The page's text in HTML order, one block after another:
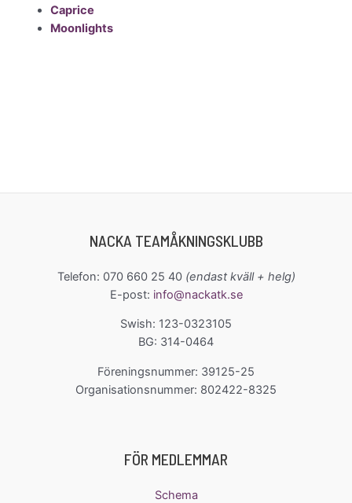
Caprice
Moonlights
NACKA TEAMÅKNINGSKLUBB
Telefon: 070 660 25 40(endast kväll + helg)
E-post: info@nackatk.se
Swish: 123-0323105
BG: 314-0464
Föreningsnummer: 39125-25
Organisationsnummer: 802422-8325
FÖR MEDLEMMAR
Schema